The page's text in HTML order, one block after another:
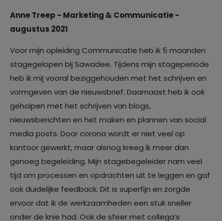
Anne Treep - Marketing & Communicatie -
augustus 2021
Voor mijn opleiding Communicatie heb ik 5 maanden
stagegelopen bij Sawadee. Tijdens mijn stageperiode
heb ik mij vooral beziggehouden met het schrijven en
vormgeven van de nieuwsbrief. Daarnaast heb ik ook
geholpen met het schrijven van blogs,
nieuwsberichten en het maken en plannen van social
media posts. Door corona wordt er niet veel op
kantoor gewerkt, maar alsnog kreeg ik meer dan
genoeg begeleiding. Mijn stagebegeleider nam veel
tijd om processen en opdrachten uit te leggen en gaf
ook duidelijke feedback. Dit is superfijn en zorgde
ervoor dat ik de werkzaamheden een stuk sneller
onder de knie had. Ook de sfeer met collega’s